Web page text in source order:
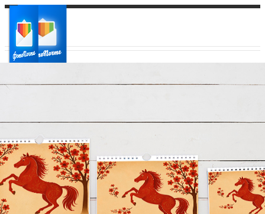
Ваш регион доставки
Выберите из списка: